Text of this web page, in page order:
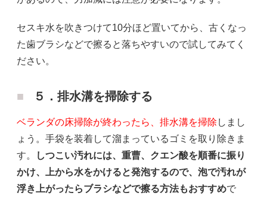
セスキ水を吹きつけて10分ほど置いてから、古くなっ
た歯ブラシなどで擦ると落ちやすいので試してみてく
ださい。
５．排水溝を掃除する
ベランダの床掃除が終わったら、排水溝を掃除 しまし
ょう。手袋を装着して溜まっているゴミを取り除きま
す。
しつこい汚れには、重曹、クエン酸を順番に振り
かけ、上から水をかけると発泡するので、泡で汚れが
浮き上がったらブラシなどで擦る方法もおすすめで